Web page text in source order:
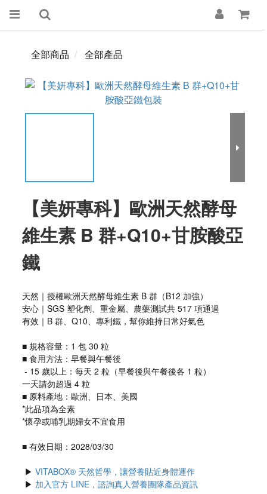
全部商品 全部產品
【美妍專科】歐洲天然酵母
維生素 B 群+Q10+甘胺酸亞
鐵
天然｜授權歐洲天然酵母維生素 B 群（B12 加強）
安心｜SGS 塑化劑、重金屬、農藥測試共 517 項通過
有效｜B 群、Q10、專利鐵，幫你維持日常好氣色
■ 規格容量：1 包 30 粒
■ 食用方法：早餐與午餐後
- 15 歲以上：每天 2 粒（早餐後與午餐後各 1 粒）
一天請勿超過 4 粒
■ 原料產地：歐洲、日本、美國
*此品項為全素
*懷孕或哺乳期婦女不宜食用
■ 有效日期：2028/03/30
▶ VITABOX® 天然哲學，讓營養貼近身體運作
▶ 加入官方 LINE，諮詢真人營養團隊產品資訊